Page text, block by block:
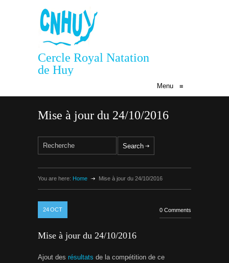
Cercle Royal Natation
de Huy
Menu ≡
Mise à jour du 24/10/2016
You are here: Home Mise à jour du 24/10/2016
24OCT 0 Comments
Mise à jour du 24/10/2016
Ajout des résultats de la compétition de ce